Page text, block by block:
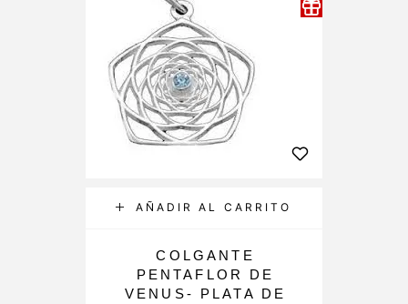
AÑADIR AL CARRITO
COLGANTE
PENTAFLOR DE
VENUS- PLATA DE